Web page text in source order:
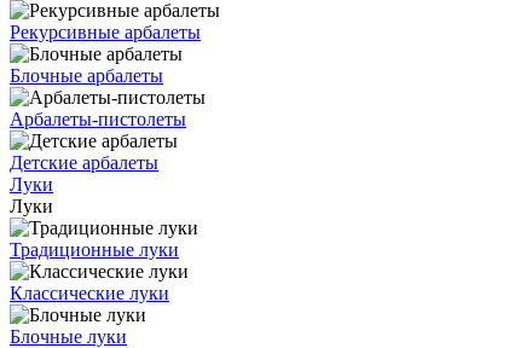
Рекурсивные арбалеты
Блочные арбалеты
Арбалеты-пистолеты
Детские арбалеты
Луки
Луки
Традиционные луки
Классические луки
Блочные луки